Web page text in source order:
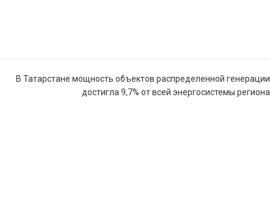
В Татарстане мощность объектов распределенной генерации
достигла 9,7% от всей энергосистемы региона